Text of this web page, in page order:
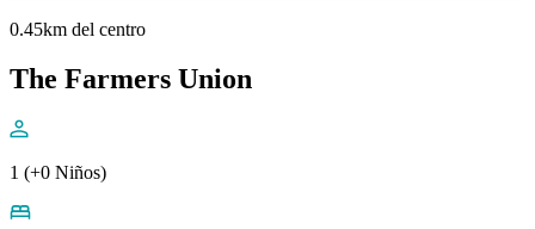
0.45km del centro
The Farmers Union
1 (+0 Niños)